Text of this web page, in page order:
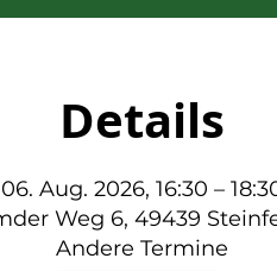
Details
06. Aug. 2026, 16:30 –
Weg 6, 49439
Andere Termine